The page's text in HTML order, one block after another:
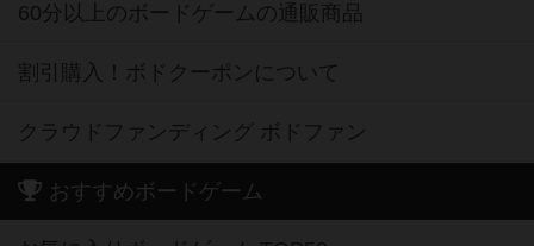
60分以上のボードゲームの通販商品
割引購入！ボドクーポンについて
クラウドファンディング ボドファン
おすすめボードゲーム